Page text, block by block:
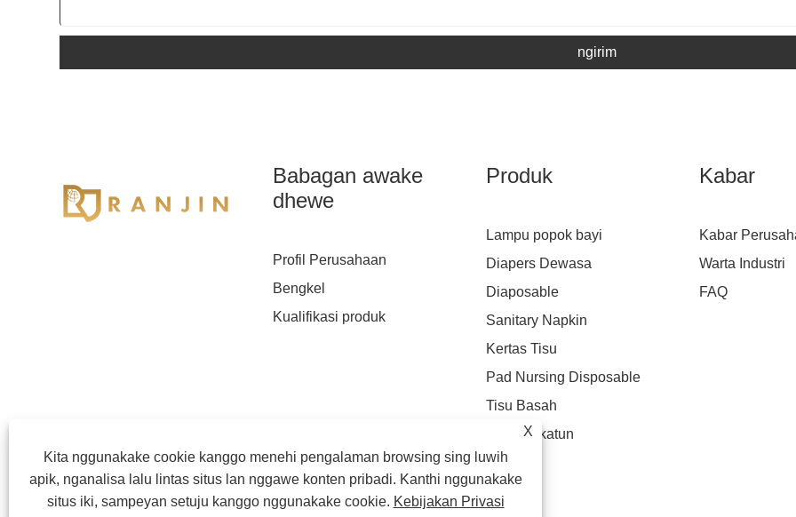
ngirim
Babagan awake
dhewe
Profil Perusahaan
Bengkel
Kualifikasi produk
Produk
Lampu popok bayi
Diapers Dewasa
Diaposable
Sanitary Napkin
Kertas Tisu
Pad Nursing Disposable
Tisu Basah
Handuk katun
Kabar
Kabar
Warta Industri
FAQ
X
Kita nggunakake cookie kanggo menehi pengalaman browsing sing luwih
apik, nganalisa lalu lintas situs lan nggawe konten pribadi. Kanthi nggunakake
situs iki, sampeyan setuju kanggo nggunakake cookie. Kebijakan Privasi